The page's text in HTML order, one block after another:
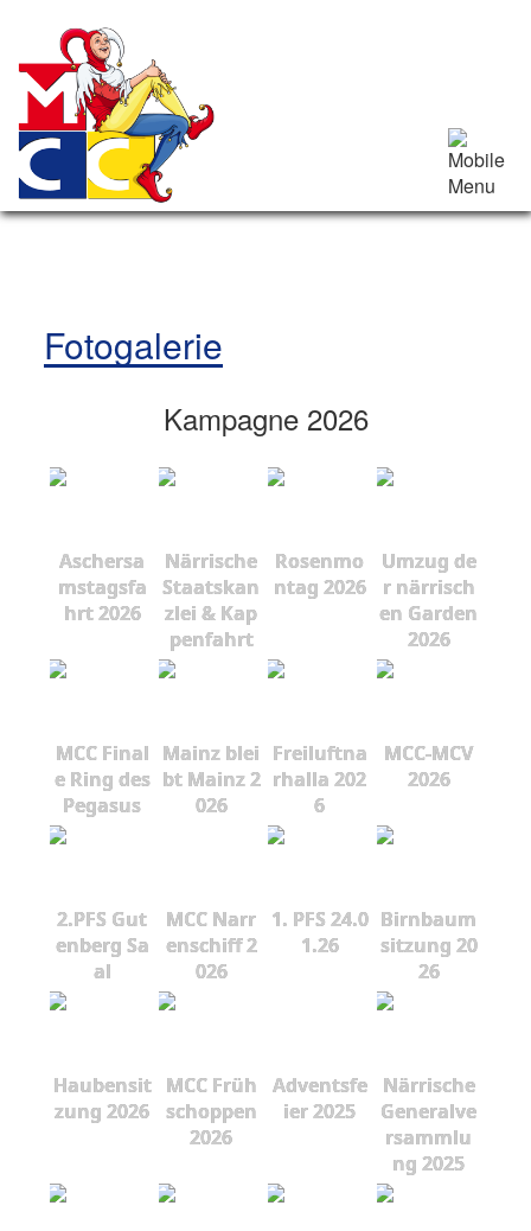
Fotogalerie
Kampagne 2026
Aschersa
mstagsfa
hrt 2026
Närrische
Staatskan
zlei & Kap
penfahrt
Rosenmo
ntag 2026
Umzug de
r närrisch
en Garden
2026
MCC Final
e Ring des
Pegasus
Mainz blei
bt Mainz 2
026
Freiluftna
rhalla 202
6
MCC-MCV
2026
2.PFS Gut
enberg Sa
al
MCC Narr
enschiff 2
026
1. PFS 24.0
1.26
Birnbaum
sitzung 20
26
Haubensit
zung 2026
MCC Früh
schoppen
2026
Adventsfe
ier 2025
Närrische
Generalve
rsammlu
ng 2025